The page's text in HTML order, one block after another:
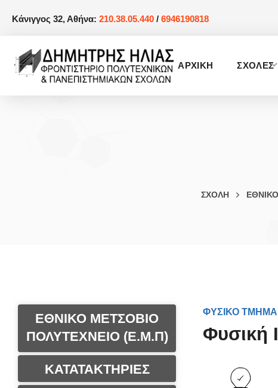
Κάνιγγος 32, Αθήνα: 210.38.05.440 / 6946190818
AΡΧΙΚΗ ΣΧΟΛΕΣ
ΣΧΟΛΗ
ΕΘΝΙΚΟ ΜΕΤΣΟΒΙΟ
ΠΟΛΥΤΕΧΝΕΙΟ (Ε.Μ.Π)
ΚΑΤΑΤΑΚΤΗΡΙΕΣ
ΦΥΣΙΚΟ
Φυσική